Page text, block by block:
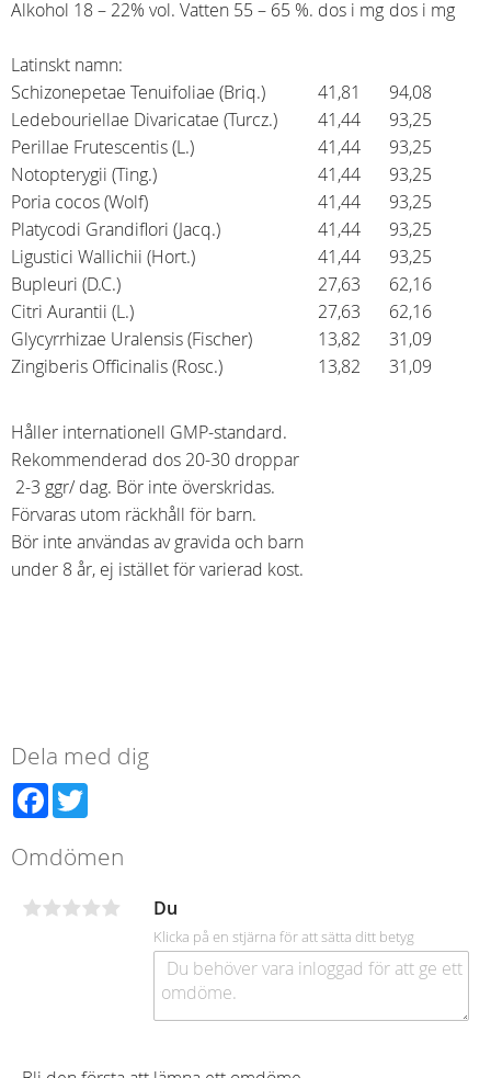
Alkohol 18 – 22% vol. Vatten 55 – 65 %. dos i mg dos i mg
Latinskt namn:
Schizonepetae Tenuifoliae (Briq.)
41,81
94,08
Ledebouriellae Divaricatae (Turcz.)
41,44
93,25
Perillae Frutescentis (L.)
41,44
93,25
Notopterygii (Ting.)
41,44
93,25
Poria cocos (Wolf)
41,44
93,25
Platycodi Grandiflori (Jacq.)
41,44
93,25
Ligustici Wallichii (Hort.)
41,44
93,25
Bupleuri (D.C.)
27,63
62,16
Citri Aurantii (L.)
27,63
62,16
Glycyrrhizae Uralensis (Fischer)
13,82
31,09
Zingiberis Officinalis (Rosc.)
13,82 31,09
Håller internationell GMP-standard.
Rekommenderad dos 20-30 droppar
2-3 ggr/ dag. Bör inte överskridas.
Förvaras utom räckhåll för barn.
Bör inte användas av gravida och barn
under 8 år, ej istället för varierad kost.
Dela med dig
Facebook
Omdömen
Du
Klicka på en stjärna för att sätta ditt betyg